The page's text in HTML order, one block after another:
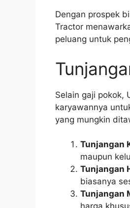
Dengan prospek
Tractor
peluang untuk
Selain gaji pokok,
karyawannya
yang mungkin
Tunjangan
maupun
Tunjangan
biasanya
Tunjangan